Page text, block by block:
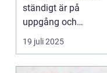
ständigt är på
uppgång och
klimatf&...
19 juli 2025